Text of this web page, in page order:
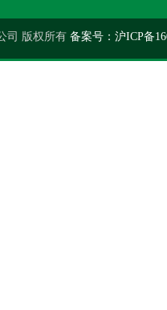
司 版权所有 备案号：沪ICP备